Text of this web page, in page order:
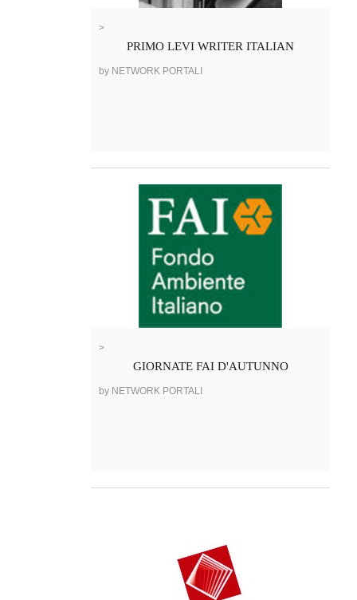
>
PRIMO LEVI WRITER ITALIAN
by NETWORK PORTALI
>
GIORNATE FAI D'AUTUNNO
by NETWORK PORTALI